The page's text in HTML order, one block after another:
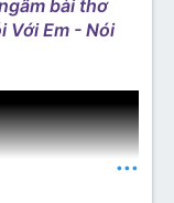
bài thơ
Với Em - Nói
•••